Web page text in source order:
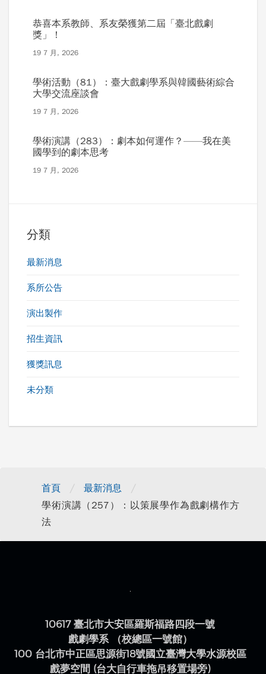
恭喜本系教師、系友榮獲第二屆「臺北戲劇
獎」！
19 7 月, 2026
學術活動（81）：臺大戲劇學系與韓國藝術綜合
大學交流座談會
19 7 月, 2026
學術演講（283）：劇本如何運作？——我在美
國學到的劇本思考
19 7 月, 2026
分類
最新消息
系所公告
演出製作
招生資訊
獲獎訊息
未分類
首頁 / 最新消息 /
學術演講（257）：以策展學作為戲劇構作方
法
10617 臺北市大安區羅斯福路四段一號